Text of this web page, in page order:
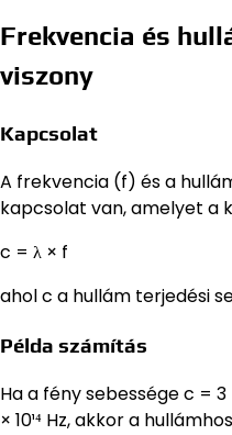
Frekvencia és
viszony
Kapcsolat
A frekvencia (f) és a
kapcsolat van, amelyet a
c = λ × f
ahol c a hullám terjedési
Példa számítás
Ha a fény sebessége c =
× 10¹⁴ Hz, akkor a